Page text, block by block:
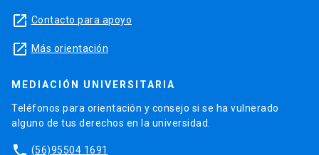
launch Contacto para apoyo
launch Más orientación
MEDIACIÓN UNIVERSITARIA
Teléfonos para orientación y consejo si se ha vulnerado
alguno de tus derechos en la universidad.
phone (56)95504 1691